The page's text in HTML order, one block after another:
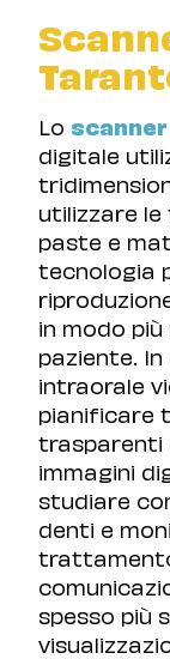
Lo
digitale
utilizzare
paste e
tecnologia
in modo
paziente.
intraorale
pianificare
trasparenti
immagini
studiare
denti e
spesso più